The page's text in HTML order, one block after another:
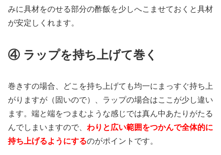
みに具材をのせる部分の酢飯を少しへこませておくと具材
が安定しくれます。
④ ラップを持ち上げて巻く
巻きすの場合、どこを持ち上げても均一にまっすぐ持ち上
がりますが（固いので）、ラップの場合はここが少し違い
ます。端と端をつまむような感じでは真ん中あたりがたる
んでしまいますので、 わりと広い範囲をつかんで全体的に
持ち上げるようにするのがポイントです。